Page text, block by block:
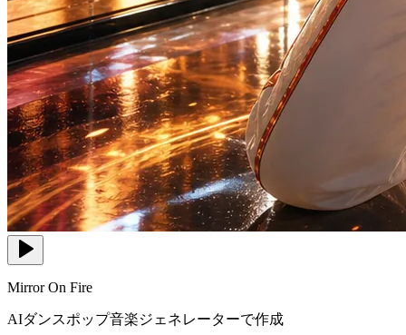
Mirror On Fire
AIダンスポップ音楽ジェネレーターで作成